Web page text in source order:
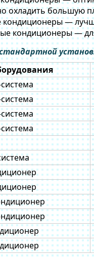
охладить большую
кондиционеры —
кондиционеры —